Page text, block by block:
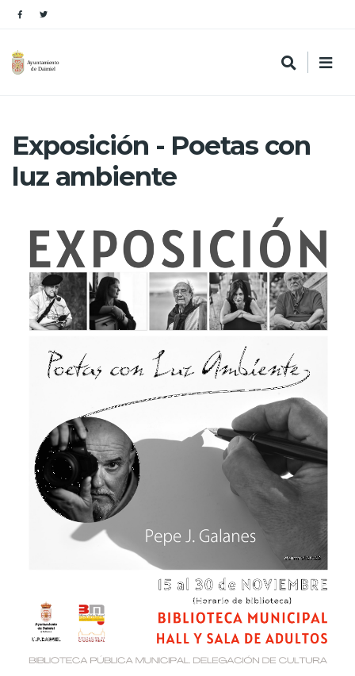
Exposición - Poetas con
luz ambiente